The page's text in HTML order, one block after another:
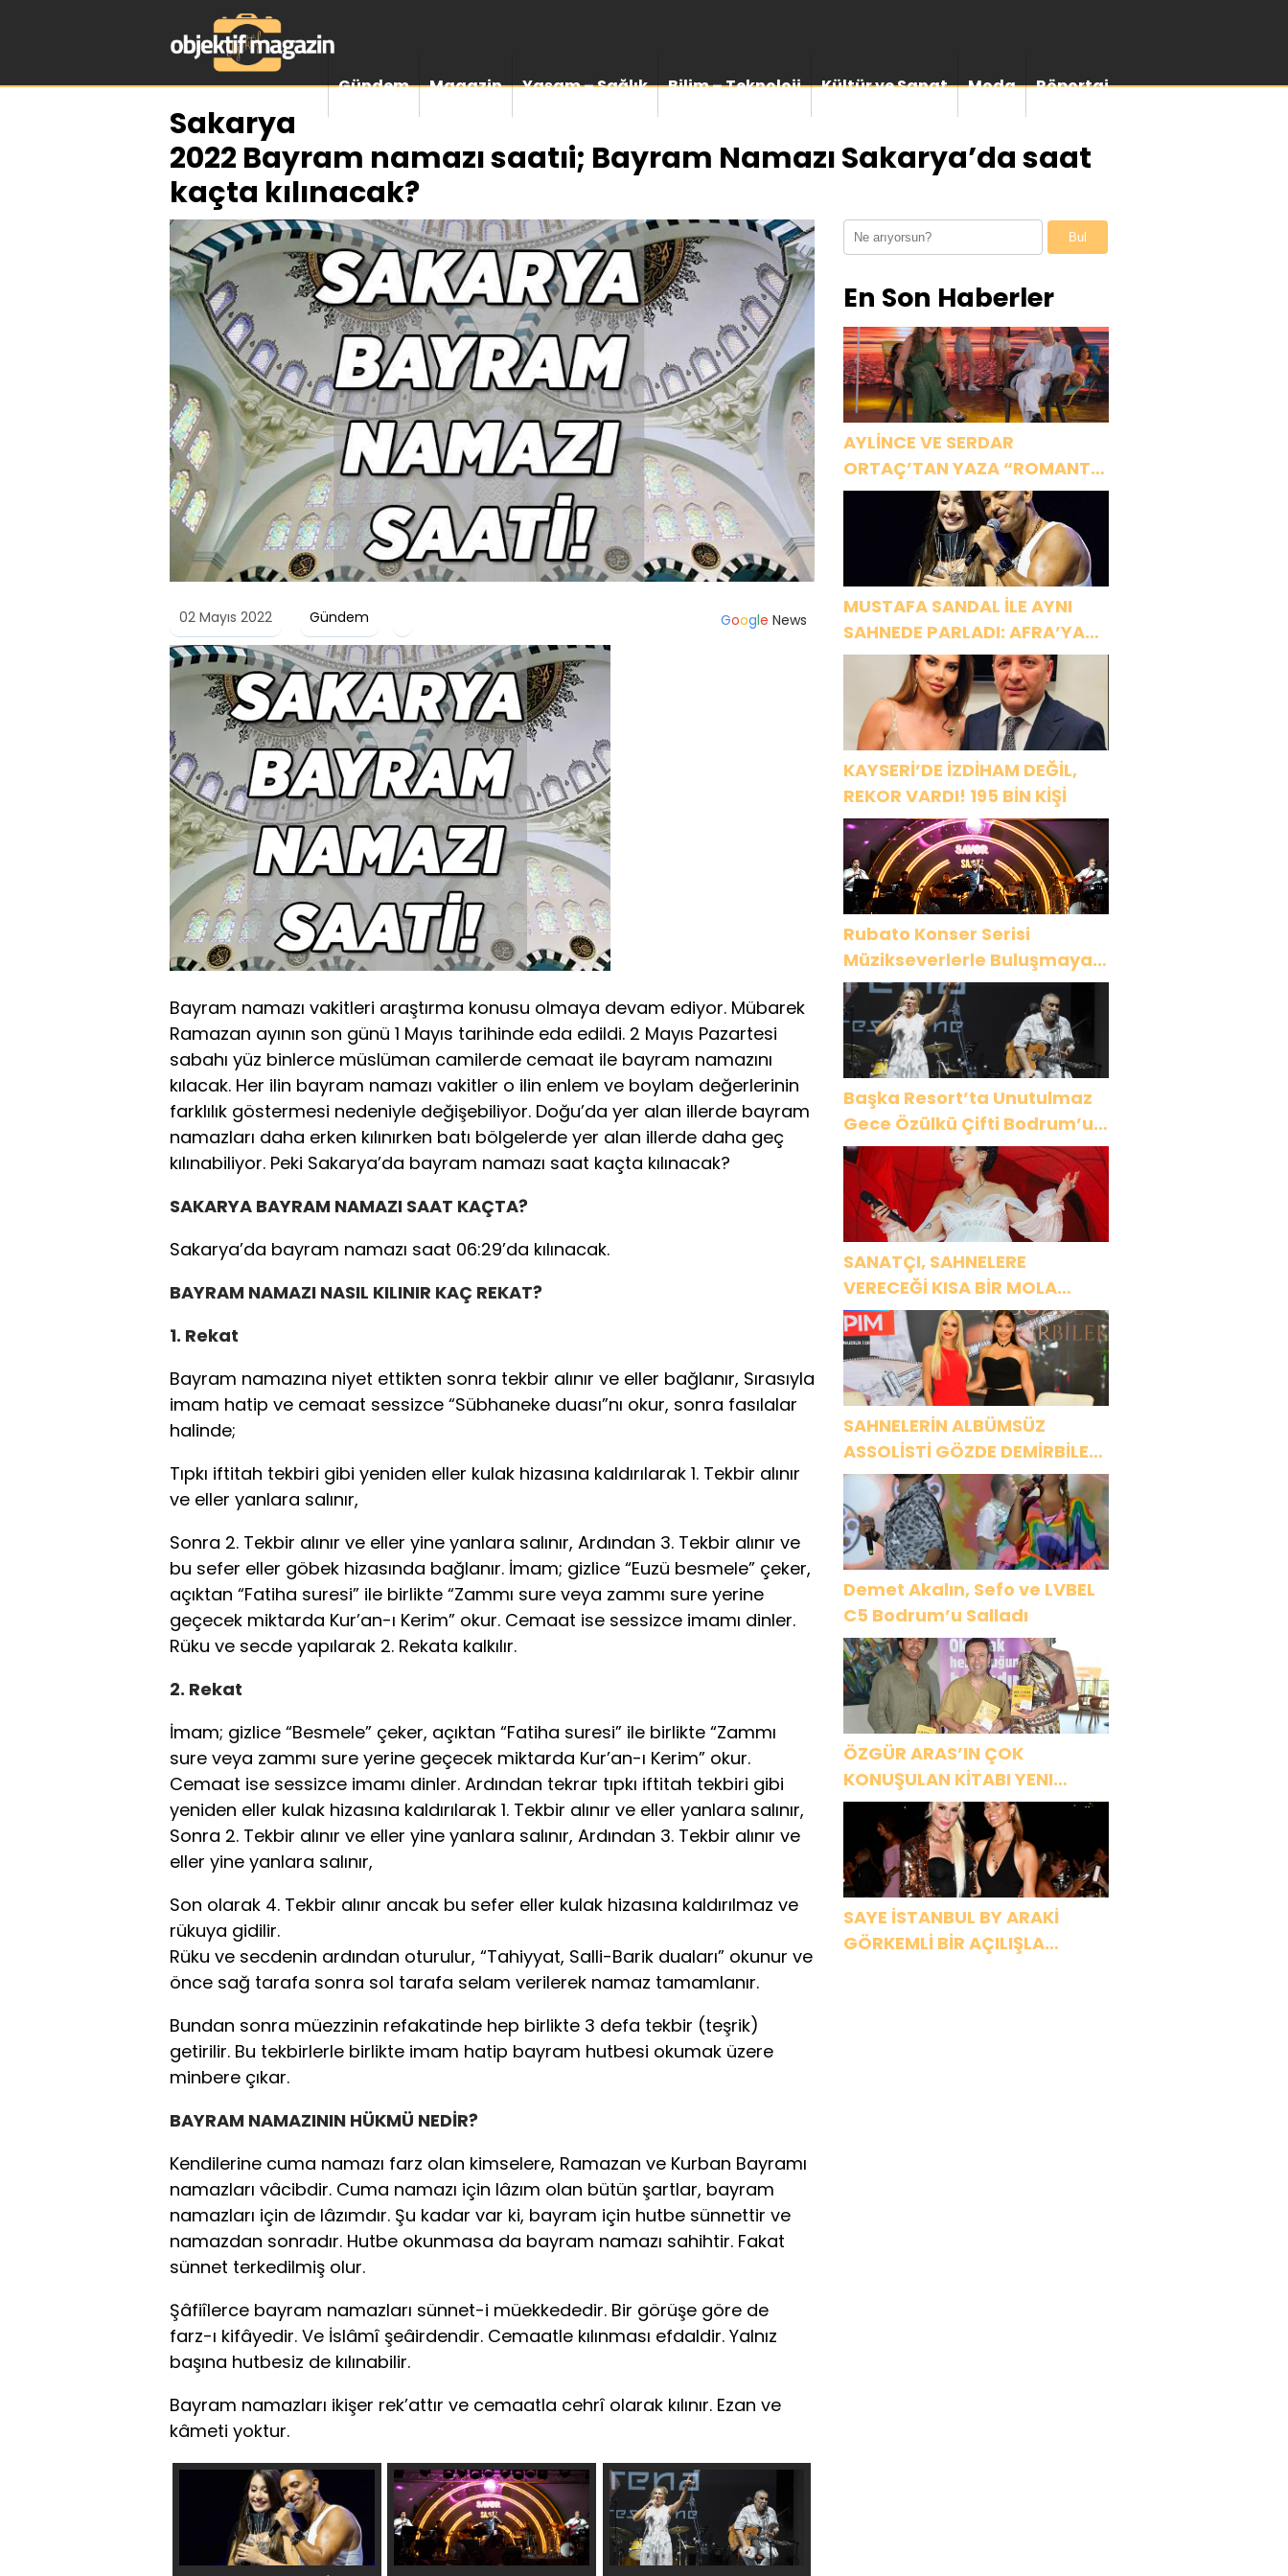
Gündem Magazin Yaşam – Sağlık Bilim – Teknoloji Kültür ve Sanat Moda Röportaj
Sakarya
2022 Bayram namazı saatıi; Bayram Namazı Sakarya’da saat
kaçta kılınacak?
02 Mayıs 2022 Gündem Google News
Bayram namazı vakitleri araştırma konusu olmaya devam ediyor. Mübarek
Ramazan ayının son günü 1 Mayıs tarihinde eda edildi. 2 Mayıs Pazartesi
sabahı yüz binlerce müslüman camilerde cemaat ile bayram namazını
kılacak. Her ilin bayram namazı vakitler o ilin enlem ve boylam değerlerinin
farklılık göstermesi nedeniyle değişebiliyor. Doğu’da yer alan illerde bayram
namazları daha erken kılınırken batı bölgelerde yer alan illerde daha geç
kılınabiliyor. Peki Sakarya’da bayram namazı saat kaçta kılınacak?
SAKARYA BAYRAM NAMAZI SAAT KAÇTA?
Sakarya’da bayram namazı saat 06:29’da kılınacak.
BAYRAM NAMAZI NASIL KILINIR KAÇ REKAT?
1. Rekat
Bayram namazına niyet ettikten sonra tekbir alınır ve eller bağlanır, Sırasıyla
imam hatip ve cemaat sessizce “Sübhaneke duası”nı okur, sonra fasılalar
halinde;
Tıpkı iftitah tekbiri gibi yeniden eller kulak hizasına kaldırılarak 1. Tekbir alınır
ve eller yanlara salınır,
Sonra 2. Tekbir alınır ve eller yine yanlara salınır, Ardından 3. Tekbir alınır ve
bu sefer eller göbek hizasında bağlanır. İmam; gizlice “Euzü besmele” çeker,
açıktan “Fatiha suresi” ile birlikte “Zammı sure veya zammı sure yerine
geçecek miktarda Kur’an-ı Kerim” okur. Cemaat ise sessizce imamı dinler.
Rüku ve secde yapılarak 2. Rekata kalkılır.
2. Rekat
İmam; gizlice “Besmele” çeker, açıktan “Fatiha suresi” ile birlikte “Zammı
sure veya zammı sure yerine geçecek miktarda Kur’an-ı Kerim” okur.
Cemaat ise sessizce imamı dinler. Ardından tekrar tıpkı iftitah tekbiri gibi
yeniden eller kulak hizasına kaldırılarak 1. Tekbir alınır ve eller yanlara salınır,
Sonra 2. Tekbir alınır ve eller yine yanlara salınır, Ardından 3. Tekbir alınır ve
eller yine yanlara salınır,
Son olarak 4. Tekbir alınır ancak bu sefer eller kulak hizasına kaldırılmaz ve
rükuya gidilir.
Rüku ve secdenin ardından oturulur, “Tahiyyat, Salli-Barik duaları” okunur ve
önce sağ tarafa sonra sol tarafa selam verilerek namaz tamamlanır.
Bundan sonra müezzinin refakatinde hep birlikte 3 defa tekbir (teşrik)
getirilir. Bu tekbirlerle birlikte imam hatip bayram hutbesi okumak üzere
minbere çıkar.
BAYRAM NAMAZININ HÜKMÜ NEDİR?
Kendilerine cuma namazı farz olan kimselere, Ramazan ve Kurban Bayramı
namazları vâcibdir. Cuma namazı için lâzım olan bütün şartlar, bayram
namazları için de lâzımdır. Şu kadar var ki, bayram için hutbe sünnettir ve
namazdan sonradır. Hutbe okunmasa da bayram namazı sahihtir. Fakat
sünnet terkedilmiş olur.
Şâfiîlerce bayram namazları sünnet-i müekkededir. Bir görüşe göre de
farz-ı kifâyedir. Ve İslâmî şeâirdendir. Cemaatle kılınması efdaldir. Yalnız
başına hutbesiz de kılınabilir.
Bayram namazları ikişer rek’attır ve cemaatla cehrî olarak kılınır. Ezan ve
kâmeti yoktur.
Bul
En Son Haberler
AYLİNCE VE SERDAR
ORTAÇ’TAN YAZA “ROMANTİK
AŞK” BOMBASI!
MUSTAFA SANDAL İLE AYNI
SAHNEDE PARLADI: AFRA’YA
HARBİYE’DE BÜYÜK ALKIŞ
KAYSERİ’DE İZDİHAM DEĞİL,
REKOR VARDI! 195 BİN KİŞİ
Rubato Konser Serisi
Müzikseverlerle Buluşmaya
Devam Ediyor
Başka Resort’ta Unutulmaz
Gece Özülkü Çifti Bodrum’u
Büyüledi
SANATÇI, SAHNELERE
VERECEĞİ KISA BİR MOLA
ÖNCESİ 13 AĞUSTOS’TA SON
KEZ HARBİYE’DE OLACAK!
SAHNELERİN ALBÜMSÜZ
ASSOLİSTİ GÖZDE DEMİRBİLEK,
NR1 MAGAZİN’DE: “SON
ASSOLİST OLARAK VAR
OLACAĞIM!”
Demet Akalın, Sefo ve LVBEL
C5 Bodrum’u Salladı
ÖZGÜR ARAS’IN ÇOK
KONUŞULAN KİTABI YENI
BASKISINI TITANIC LUXURY
COLLECTION BODRUM’DA
KUTLADI
SAYE İSTANBUL BY ARAKİ
GÖRKEMLİ BİR AÇILIŞLA